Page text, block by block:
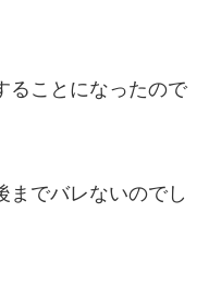
ることになったので
までバレないのでし